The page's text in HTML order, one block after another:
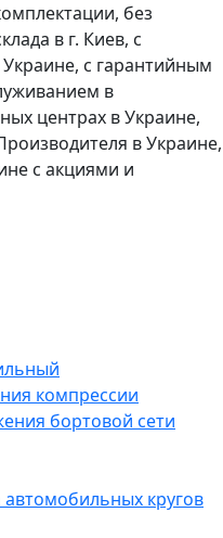
без
в г. Киев, с
с гарантийным
в
центрах в Украине,
в Украине,
с акциями и
компрессии
бортовой сети
кругов